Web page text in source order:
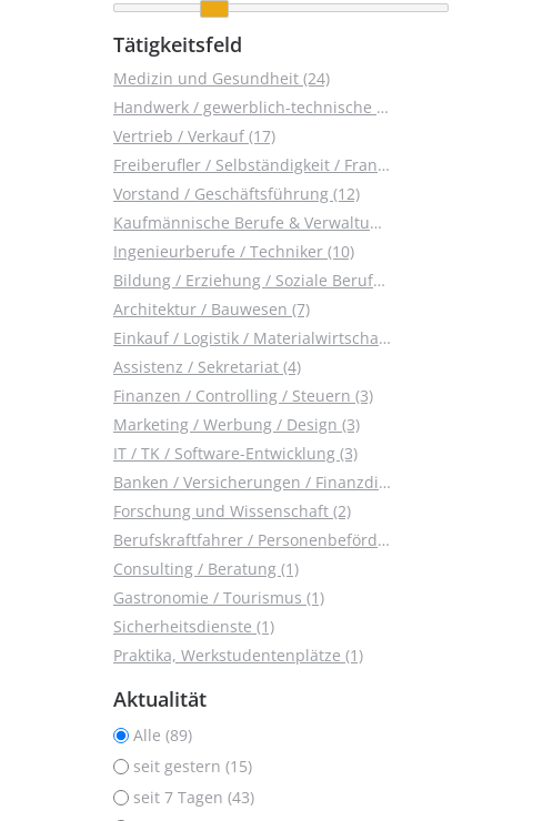
Tätigkeitsfeld
Medizin und Gesundheit (24)
Handwerk / gewerblich-technische Berufe (24)
Vertrieb / Verkauf (17)
Freiberufler / Selbständigkeit / Franchise (14)
Vorstand / Geschäftsführung (12)
Kaufmännische Berufe & Verwaltung (12)
Ingenieurberufe / Techniker (10)
Bildung / Erziehung / Soziale Berufe (8)
Architektur / Bauwesen (7)
Einkauf / Logistik / Materialwirtschaft (5)
Assistenz / Sekretariat (4)
Finanzen / Controlling / Steuern (3)
Marketing / Werbung / Design (3)
IT / TK / Software-Entwicklung (3)
Banken / Versicherungen / Finanzdienstleister (3)
Forschung und Wissenschaft (2)
Berufskraftfahrer / Personenbeförderung (Land, Wasser, Luft) (2)
Consulting / Beratung (1)
Gastronomie / Tourismus (1)
Sicherheitsdienste (1)
Praktika, Werkstudentenplätze (1)
Aktualität
Alle (89)
seit gestern (15)
seit 7 Tagen (43)